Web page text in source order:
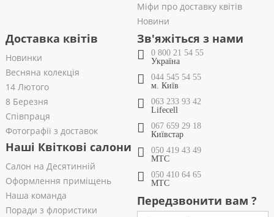
Міфи про доставку квітів
Новини
Доставка квітів
Новинки
Весняна колекція
14 Лютого
8 Березня
Співпраця
Фотографії з доставок
Наші Квіткові салони
Салон на Десятинній
Оформлення приміщень
Наша команда
Поради з флористики
Зв'яжіться з нами
0 800 21 54 55
Україна
044 545 54 55
м. Київ
063 233 93 42
Lifecell
067 659 29 18
Київстар
050 419 43 49
МТС
050 410 64 65
МТС
Передзвонити вам ?